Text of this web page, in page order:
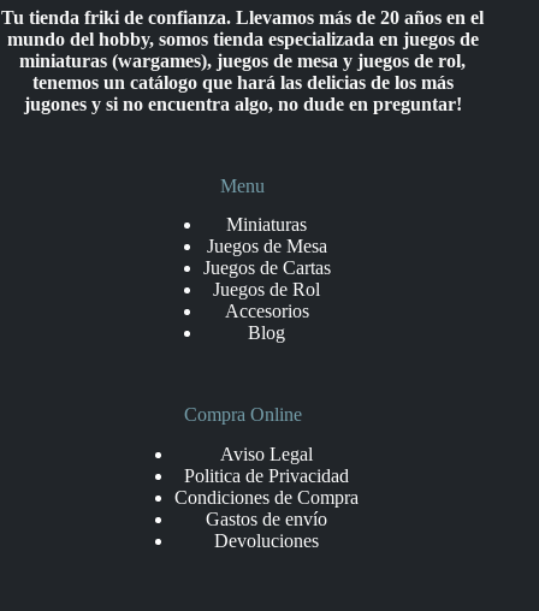
Tu tienda friki de confianza. Llevamos más de 20 años en el
mundo del hobby, somos tienda especializada en juegos de
miniaturas (wargames), juegos de mesa y juegos de rol,
tenemos un catálogo que hará las delicias de los más
jugones y si no encuentra algo, no dude en preguntar!
Menu
Miniaturas
Juegos de Mesa
Juegos de Cartas
Juegos de Rol
Accesorios
Blog
Compra Online
Aviso Legal
Politica de Privacidad
Condiciones de Compra
Gastos de envío
Devoluciones